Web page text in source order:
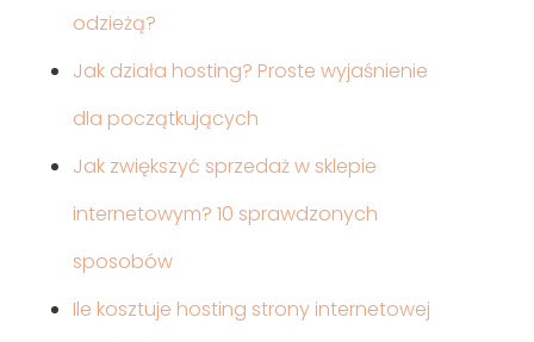
odzieżą?
Jak działa hosting? Proste wyjaśnienie
dla początkujących
Jak zwiększyć sprzedaż w sklepie
internetowym? 10 sprawdzonych
sposobów
Ile kosztuje hosting strony internetowej